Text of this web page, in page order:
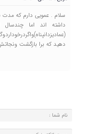
سلام . عمویی دارم که
داشته اند اما
دهید که برا بازگشت